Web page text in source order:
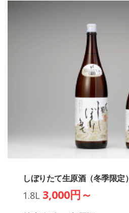
しぼりたて生原酒（冬季限定）
1.8L 3,000円～